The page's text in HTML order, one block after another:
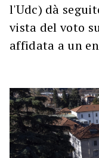
l'Udc) dà
vista del voto
affidata a un